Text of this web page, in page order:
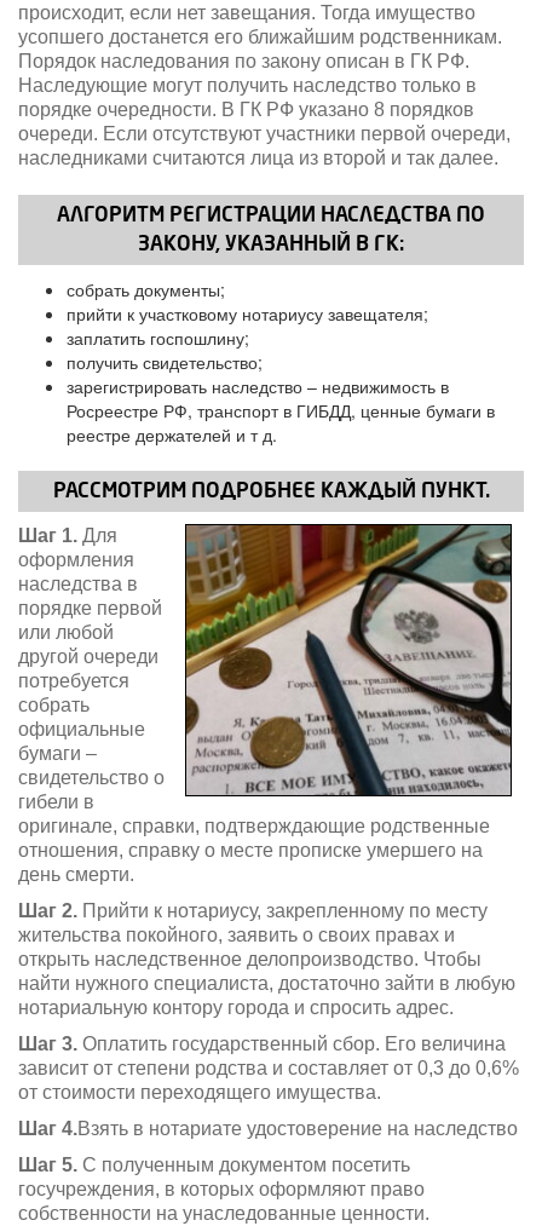
происходит, если нет завещания. Тогда имущество
усопшего достанется его ближайшим родственникам.
Порядок наследования по закону описан в ГК РФ.
Наследующие могут получить наследство только в
порядке очередности. В ГК РФ указано 8 порядков
очереди. Если отсутствуют участники первой очереди,
наследниками считаются лица из второй и так далее.
АЛГОРИТМ РЕГИСТРАЦИИ НАСЛЕДСТВА ПО
ЗАКОНУ, УКАЗАННЫЙ В ГК:
собрать документы;
прийти к участковому нотариусу завещателя;
заплатить госпошлину;
получить свидетельство;
зарегистрировать наследство – недвижимость в
Росреестре РФ, транспорт в ГИБДД, ценные бумаги в
реестре держателей и т д.
РАССМОТРИМ ПОДРОБНЕЕ КАЖДЫЙ ПУНКТ.
Шаг 1. Для
оформления
наследства в
порядке первой
или любой
другой очереди
потребуется
собрать
официальные
бумаги –
свидетельство о
гибели в
оригинале, справки, подтверждающие родственные
отношения, справку о месте прописке умершего на
день смерти.
Шаг 2. Прийти к нотариусу, закрепленному по месту
жительства покойного, заявить о своих правах и
открыть наследственное делопроизводство. Чтобы
найти нужного специалиста, достаточно зайти в любую
нотариальную контору города и спросить адрес.
Шаг 3. Оплатить государственный сбор. Его величина
зависит от степени родства и составляет от 0,3 до 0,6%
от стоимости переходящего имущества.
Шаг 4.Взять в нотариате удостоверение на наследство
Шаг 5. С полученным документом посетить
госучреждения, в которых оформляют право
собственности на унаследованные ценности.